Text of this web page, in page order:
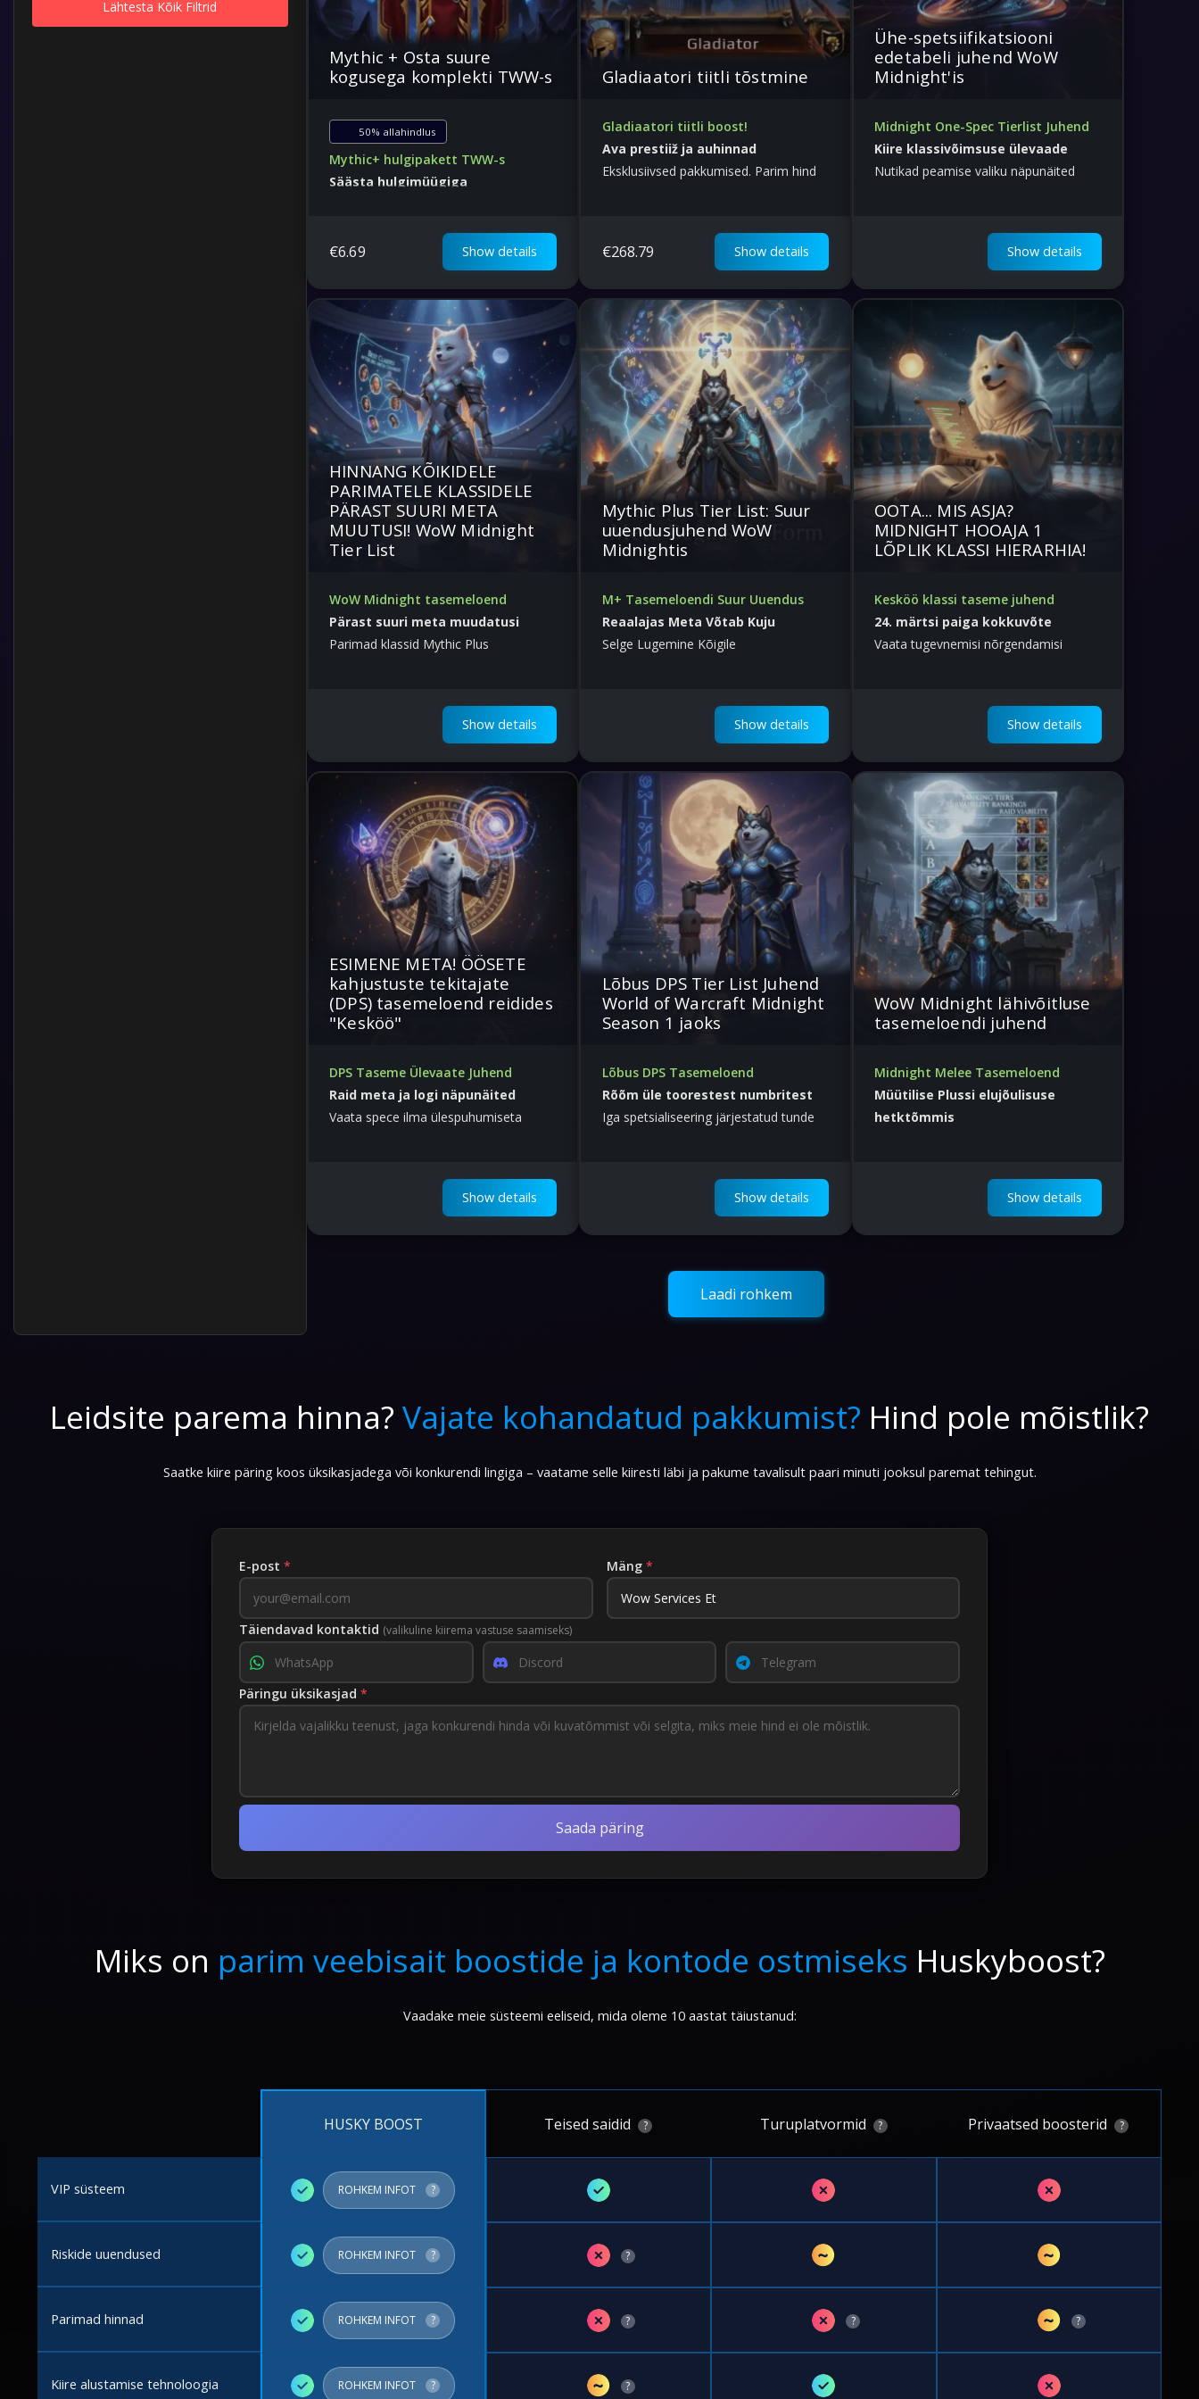
Lähtesta Kõik Filtrid
Mythic + Osta suure
kogusega komplekti TWW-s
50% allahindlus
Mythic+ hulgipakett TWW-s
Säästa hulgimüügiga
€6.69 Show details
Gladiaatori tiitli tõstmine
Gladiaatori tiitli boost!
Ava prestiiž ja auhinnad
Eksklusiivsed pakkumised. Parim hind
€268.79 Show details
Ühe-spetsiifikatsiooni
edetabeli juhend WoW
Midnight'is
Midnight One-Spec Tierlist Juhend
Kiire klassivõimsuse ülevaade
Nutikad peamise valiku näpunäited
Show details
HINNANG KÕIKIDELE
PARIMATELE KLASSIDELE
PÄRAST SUURI META
MUUTUSI! WoW Midnight
Tier List
WoW Midnight tasemeloend
Pärast suuri meta muudatusi
Parimad klassid Mythic Plus
Show details
Mythic Plus Tier List: Suur
uuendusjuhend WoW
Midnightis
M+ Tasemeloendi Suur Uuendus
Reaalajas Meta Võtab Kuju
Selge Lugemine Kõigile
Show details
OOTA... MIS ASJA?
MIDNIGHT HOOAJA 1
LÕPLIK KLASSI HIERARHIA!
Kesköö klassi taseme juhend
24. märtsi paiga kokkuvõte
Vaata tugevnemisi nõrgendamisi
Show details
ESIMENE META! ÖÖSETE
kahjustuste tekitajate
(DPS) tasemeloend reidides
"Kesköö"
DPS Taseme Ülevaate Juhend
Raid meta ja logi näpunäited
Vaata spece ilma ülespuhumiseta
Show details
Lõbus DPS Tier List Juhend
World of Warcraft Midnight
Season 1 jaoks
Lõbus DPS Tasemeloend
Rõõm üle toorestest numbritest
Iga spetsialiseering järjestatud tunde
Show details
WoW Midnight lähivõitluse
tasemeloendi juhend
Midnight Melee Tasemeloend
Müütilise Plussi elujõulisuse
hetktõmmis
Show details
Laadi rohkem
Leidsite parema hinna? Vajate kohandatud pakkumist? Hind pole mõistlik?
Saatke kiire päring koos üksikasjadega või konkurendi lingiga – vaatame selle kiiresti läbi ja pakume tavalisult paari minuti jooksul paremat tehingut.
E-post * Mäng *
Täiendavad kontaktid (valikuline kiirema vastuse saamiseks)
Päringu üksikasjad *
Saada päring
Miks on parim veebisait boostide ja kontode ostmiseks Huskyboost?
Vaadake meie süsteemi eeliseid, mida oleme 10 aastat täiustanud:
HUSKY BOOST Teised saidid ? Turuplatvormid ? Privaatsed boosterid ?
VIP süsteem ✓ ROHKEM INFOT ? ✓ ✗ ✗
Riskide uuendused ✓ ROHKEM INFOT ? ✗ ? ~ ~
Parimad hinnad ✓ ROHKEM INFOT ? ✗ ? ✗ ? ~ ?
Kiire alustamise tehnoloogia ✓ ROHKEM INFOT ? ~ ? ✓ ✗